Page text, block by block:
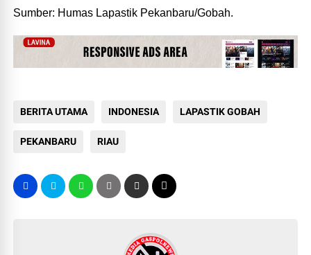
Sumber: Humas Lapastik Pekanbaru/Gobah.
BERITA UTAMA INDONESIA LAPASTIK GOBAH
PEKANBARU RIAU